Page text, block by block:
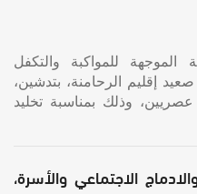
الموجهة للمواكبة والتكفل
إقليم الرحامنة، بتدشين،
وذلك بمناسبة تخليد
الاجتماعي والأسرة،